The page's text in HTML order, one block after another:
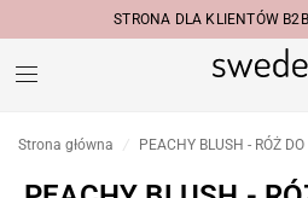
STRONA DLA KLIENTÓW B2B
Strona główna / PEACHY BLUSH - RÓŻ